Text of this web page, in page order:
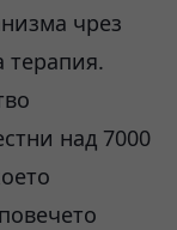
чрез
терапия.
над 7000